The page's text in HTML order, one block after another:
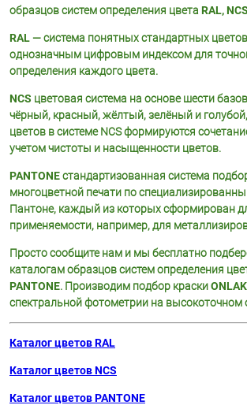
образцов систем определения цвета RAL,
RAL— система понятных стандартных
однозначным цифровым индексом для
определения каждого цвета.
NCS цветовая система на основе шести
чёрный, красный, жёлтый, зелёный и
цветов в системе NCS формируются
учетом чистоты и насыщенности цветов.
PANTONEстандартизованная система
многоцветной печати по
Пантоне, каждый из которых сформирован
применяемости, например, для
Просто сообщите нам и мы бесплатно
каталогам образцов систем определения
PANTONE. Производим подбор краскиONLAK
спектральной фотометрии на высокоточном
Каталог цветов RAL
Каталог цветов NCS
Каталог цветов PANTONE